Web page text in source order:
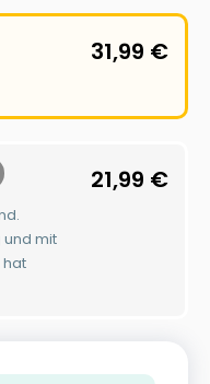
31,99 €
und mit
hat
21,99 €